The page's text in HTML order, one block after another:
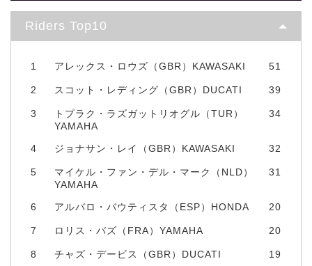
Riders Top10
1 アレックス・ロウズ（GBR）KAWASAKI 51
2 スコット・レディング（GBR）DUCATI 39
3
トプラク・ラズガットリオグル（TUR）
YAMAHA
34
4 ジョナサン・レイ（GBR）KAWASAKI 32
5
マイケル・ファン・デル・マーク（NLD）
YAMAHA
31
6 アルバロ・バウティスタ（ESP）HONDA 20
7 ロリス・バズ（FRA）YAMAHA 20
8 チャズ・デービス（GBR）DUCATI 19